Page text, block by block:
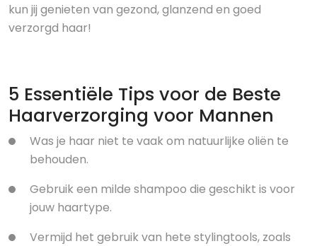
kun jij genieten van gezond, glanzend en goed
verzorgd haar!
5 Essentiële Tips voor de Beste
Haarverzorging voor Mannen
Was je haar niet te vaak om natuurlijke oliën te
behouden.
Gebruik een milde shampoo die geschikt is voor
jouw haartype.
Vermijd het gebruik van hete stylingtools, zoals